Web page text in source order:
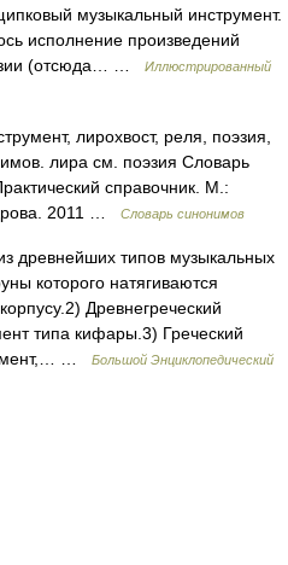
музыкальный инструмент.
исполнение произведений
(отсюда… …
Иллюстрированный
лирохвост, реля, поэзия,
лира см. поэзия Словарь
справочник. М.:
2011 …
Словарь синонимов
древнейших типов музыкальных
которого натягиваются
Древнегреческий
типа кифары.3) Греческий
…
Большой Энциклопедический